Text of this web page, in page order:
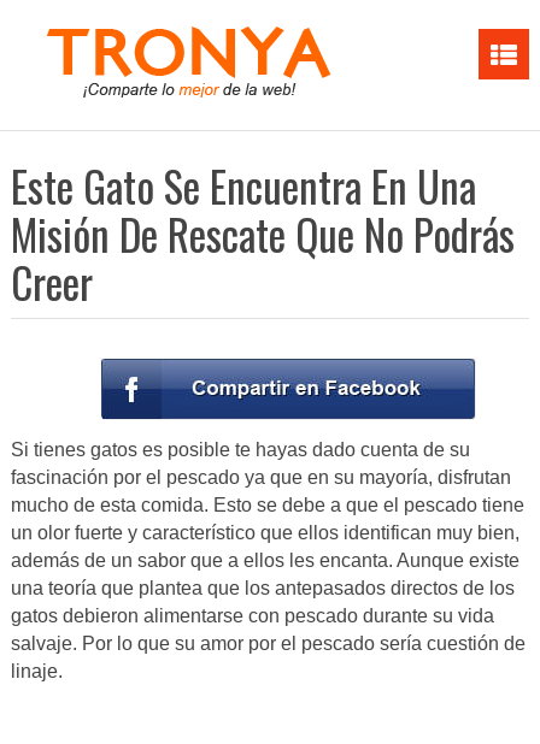
Este Gato Se Encuentra En Una
Misión De Rescate Que No Podrás
Creer
Si tienes gatos es posible te hayas dado cuenta de su
fascinación por el pescado ya que en su mayoría, disfrutan
mucho de esta comida. Esto se debe a que el pescado tiene
un olor fuerte y característico que ellos identifican muy bien,
además de un sabor que a ellos les encanta. Aunque existe
una teoría que plantea que los antepasados directos de los
gatos debieron alimentarse con pescado durante su vida
salvaje. Por lo que su amor por el pescado sería cuestión de
linaje.